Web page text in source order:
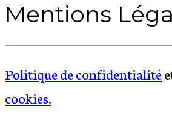
Mentions
Politique de confidentialité
cookies.